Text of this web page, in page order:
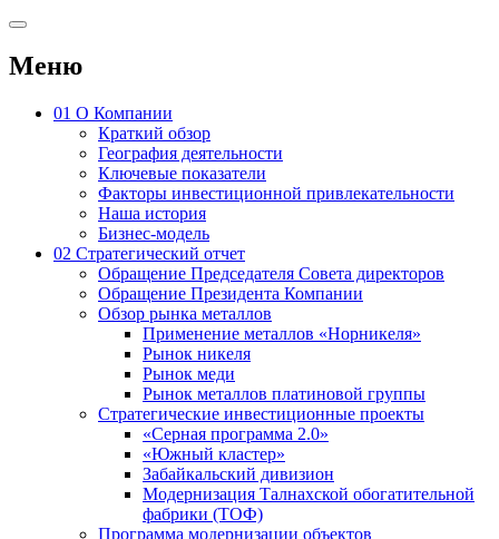
Меню
01 О Компании
Краткий обзор
География деятельности
Ключевые показатели
Факторы инвестиционной привлекательности
Наша история
Бизнес-модель
02 Стратегический отчет
Обращение Председателя Совета директоров
Обращение Президента Компании
Обзор рынка металлов
Применение металлов «Норникеля»
Рынок никеля
Рынок меди
Рынок металлов платиновой группы
Стратегические инвестиционные проекты
«Серная программа 2.0»
«Южный кластер»
Забайкальский дивизион
Модернизация Талнахской обогатительной
фабрики (ТОФ)
Программа модернизации объектов